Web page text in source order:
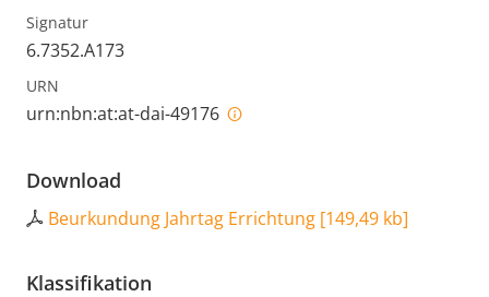
Signatur
6.7352.A173
URN
urn:nbn:at:at-dai-49176
Download
Beurkundung Jahrtag Errichtung [149,49 kb]
Klassifikation